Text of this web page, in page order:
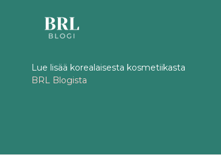
Lue lisää korealaisesta kosmetiikasta
BRL Blogista